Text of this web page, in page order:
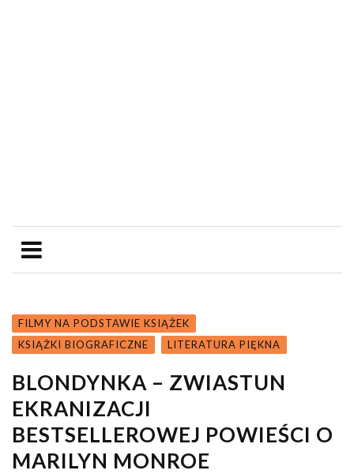
FILMY NA PODSTAWIE KSIĄŻEK
KSIĄŻKI BIOGRAFICZNE
LITERATURA PIĘKNA
BLONDYNKA – ZWIASTUN
EKRANIZACJI
BESTSELLEROWEJ POWIEŚCI O
MARILYN MONROE